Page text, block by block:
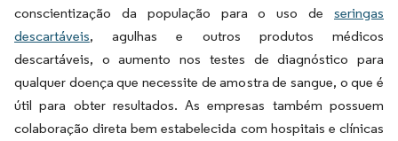
conscientização da população para o uso de seringas
descartáveis, agulhas e outros produtos médicos
descartáveis, o aumento nos testes de diagnóstico para
qualquer doença que necessite de amostra de sangue, o que é
útil para obter resultados. As empresas também possuem
colaboração direta bem estabelecida com hospitais e clínicas